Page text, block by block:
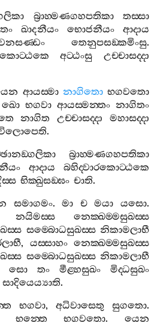
බ්‍රාහ‍්මණගහපතිකා
තස‍්සා
ඛාදනීයං භොජනීයං
ආදාය
තෙනුපසඞ‍්කමිංසු.
අට‍්ඨංසු
උච‍්චාසද‍්දා
ආයස‍්මා නාගිතො භගවතො
ඛො භගවා ආයස‍්මන‍්තං නාගිතං
නාගිත උච‍්චාසද‍්දා
මහාසද‍්දා
.
බ්‍රාහ‍්මණගහපතිකා
ආදාය
බහිද‍්වාරකොට‍්ඨකෙ
භික‍්ඛුසඞ‍්ඝං චාති.
සමාගමං.මා ච මයා යසො.
නයිමස‍්ස
නෙක‍්ඛම‍්මසුඛස‍්ස
සම‍්බොධසුඛස‍්ස නිකාමලාභී
, යස‍්සාහං නෙක‍්ඛම‍්මසුඛස‍්ස
සම‍්බොධසුඛස‍්ස නිකාමලාභී
සො තං මීළ‍්හසුඛං
මිද‍්ධසුඛං
සාදියෙය්‍යාති.
භගවා, අධිවාසෙතු සුගතො.
භන‍්තෙ භගවතො. යෙන